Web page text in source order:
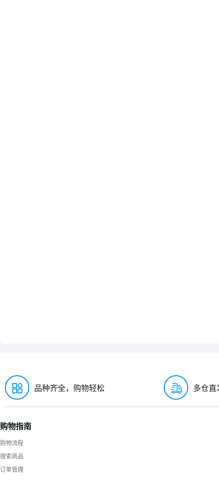
品种齐全，购物轻松 多仓直
购物指南
购物流程
搜索商品
订单管理